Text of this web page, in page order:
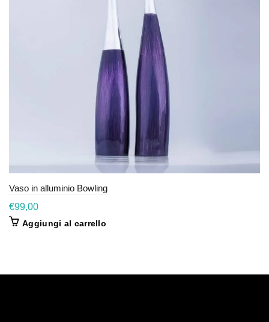
Vaso in alluminio Bowling
€99,00
Aggiungi al carrello